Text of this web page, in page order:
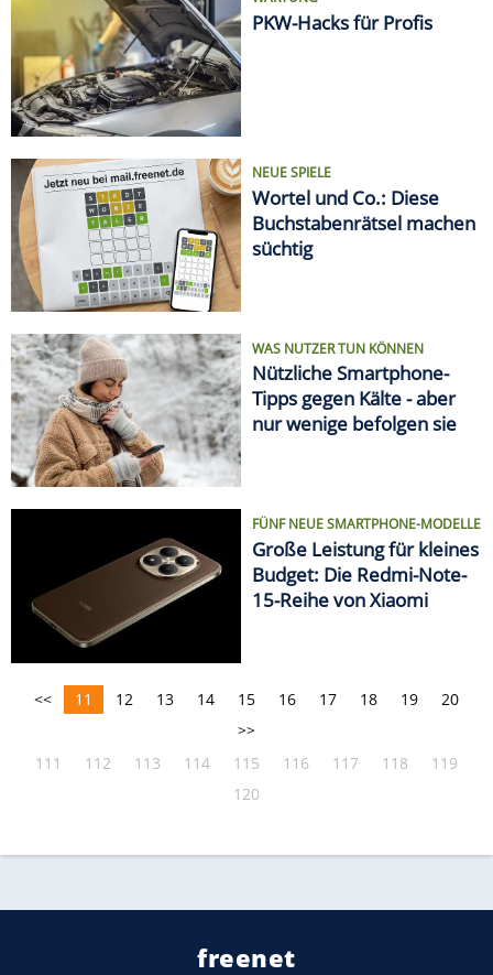
PKW-Hacks für Profis
NEUE SPIELE
Wortel und Co.: Diese
Buchstabenrätsel machen
süchtig
WAS NUTZER TUN KÖNNEN
Nützliche Smartphone-
Tipps gegen Kälte - aber
nur wenige befolgen sie
FÜNF NEUE SMARTPHONE-MODELLE
Große Leistung für kleines
Budget: Die Redmi-Note-
15-Reihe von Xiaomi
<< 11 12 13 14 15 16 17 18 19
20
>>
111
112 113 114 115 116 117 118
119
120
freenet